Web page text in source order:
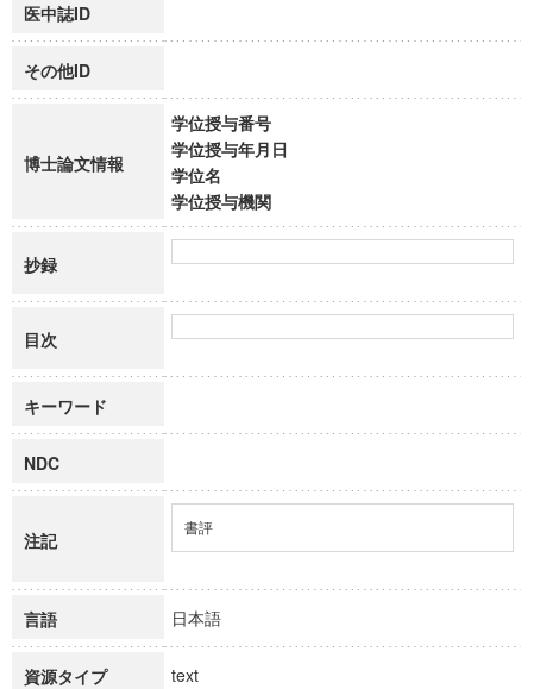
医中誌ID
その他ID
博士論文情報
学位授与番号
学位授与年月日
学位名
学位授与機関
抄録
目次
キーワード
NDC
注記
書評
言語 日本語
資源タイプ text